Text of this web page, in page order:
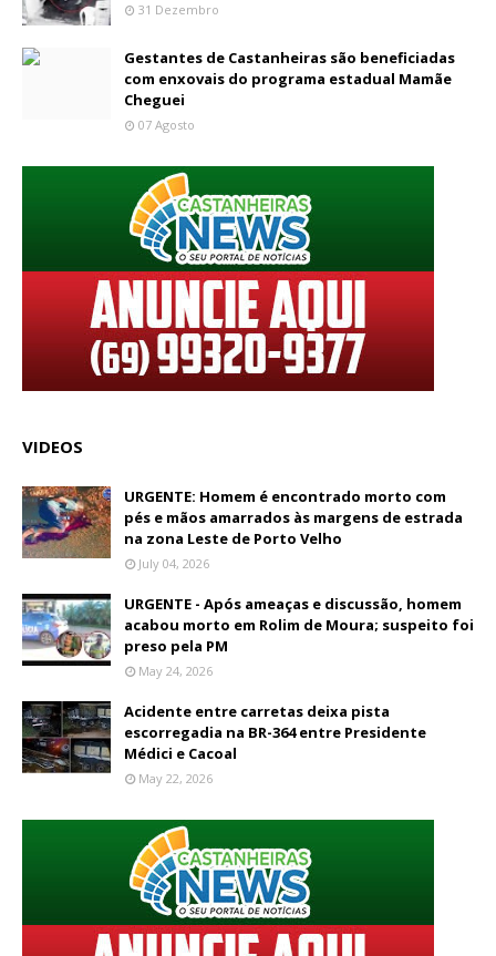
31 Dezembro
Gestantes de Castanheiras são beneficiadas
com enxovais do programa estadual Mamãe
Cheguei
07 Agosto
VIDEOS
URGENTE: Homem é encontrado morto com
pés e mãos amarrados às margens de estrada
na zona Leste de Porto Velho
July 04, 2026
URGENTE - Após ameaças e discussão, homem
acabou morto em Rolim de Moura; suspeito foi
preso pela PM
May 24, 2026
Acidente entre carretas deixa pista
escorregadia na BR-364 entre Presidente
Médici e Cacoal
May 22, 2026